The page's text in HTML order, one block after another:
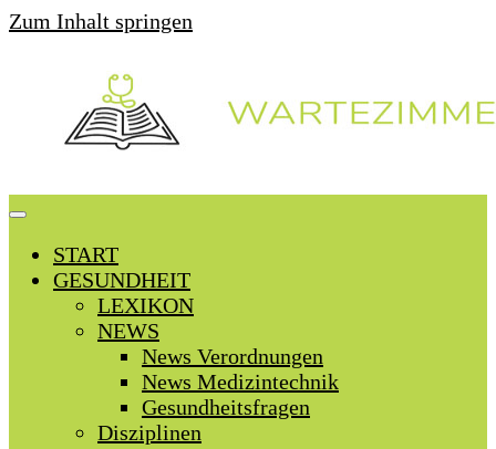
Zum Inhalt springen
START
GESUNDHEIT
LEXIKON
NEWS
News Verordnungen
News Medizintechnik
Gesundheitsfragen
Disziplinen